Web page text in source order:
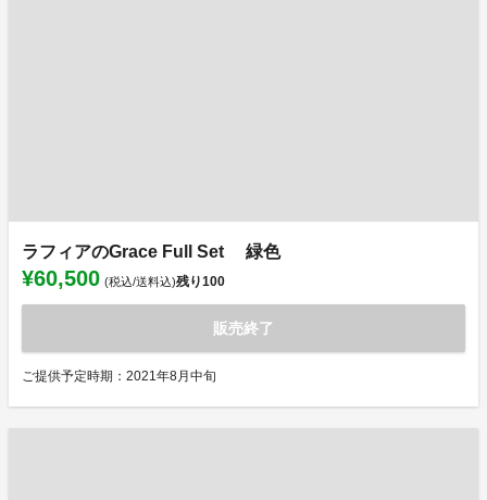
ラフィアのGrace Full Set 緑色
¥60,500 (税込/送料込)残り100
販売終了
ご提供予定時期：2021年8月中旬